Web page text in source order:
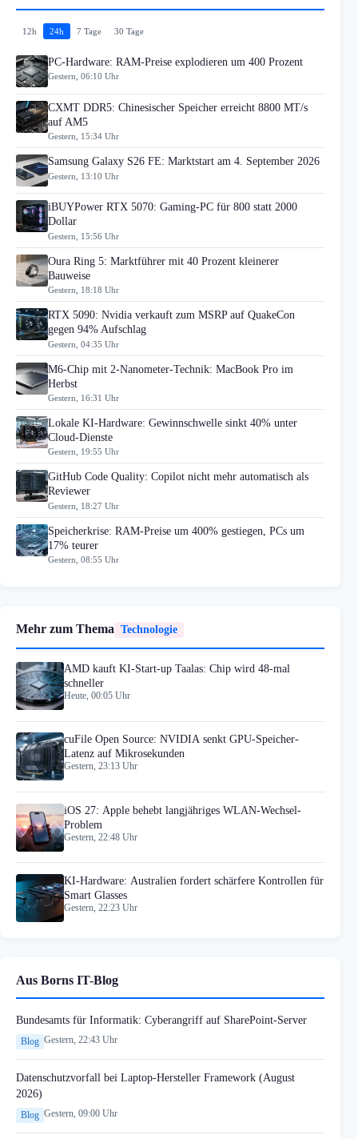
12h 24h 7 Tage 30 Tage
PC-Hardware: RAM-Preise explodieren um 400 Prozent
Gestern, 06:10 Uhr
CXMT DDR5: Chinesischer Speicher erreicht 8800 MT/s
auf AM5
Gestern, 15:34 Uhr
Samsung Galaxy S26 FE: Marktstart am 4. September 2026
Gestern, 13:10 Uhr
iBUYPower RTX 5070: Gaming-PC für 800 statt 2000
Dollar
Gestern, 15:56 Uhr
Oura Ring 5: Marktführer mit 40 Prozent kleinerer
Bauweise
Gestern, 18:18 Uhr
RTX 5090: Nvidia verkauft zum MSRP auf QuakeCon
gegen 94% Aufschlag
Gestern, 04:35 Uhr
M6-Chip mit 2-Nanometer-Technik: MacBook Pro im
Herbst
Gestern, 16:31 Uhr
Lokale KI-Hardware: Gewinnschwelle sinkt 40% unter
Cloud-Dienste
Gestern, 19:55 Uhr
GitHub Code Quality: Copilot nicht mehr automatisch als
Reviewer
Gestern, 18:27 Uhr
Speicherkrise: RAM-Preise um 400% gestiegen, PCs um
17% teurer
Gestern, 08:55 Uhr
Mehr zum Thema Technologie
AMD kauft KI-Start-up Taalas: Chip wird 48-mal
schneller
Heute, 00:05 Uhr
cuFile Open Source: NVIDIA senkt GPU-Speicher-
Latenz auf Mikrosekunden
Gestern, 23:13 Uhr
iOS 27: Apple behebt langjähriges WLAN-Wechsel-
Problem
Gestern, 22:48 Uhr
KI-Hardware: Australien fordert schärfere Kontrollen für
Smart Glasses
Gestern, 22:23 Uhr
Aus Borns IT-Blog
Bundesamts für Informatik: Cyberangriff auf SharePoint-Server
Blog Gestern, 22:43 Uhr
Datenschutzvorfall bei Laptop-Hersteller Framework (August
2026)
Blog Gestern, 09:00 Uhr